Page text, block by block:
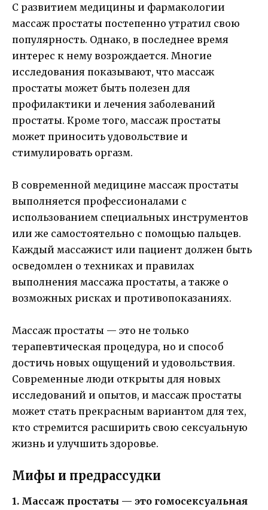
С развитием медицины и фармакологии
массаж простаты постепенно утратил свою
популярность. Однако, в последнее время
интерес к нему возрождается. Многие
исследования показывают, что массаж
простаты может быть полезен для
профилактики и лечения заболеваний
простаты. Кроме того, массаж простаты
может приносить удовольствие и
стимулировать оргазм.
В современной медицине массаж простаты
выполняется профессионалами с
использованием специальных инструментов
или же самостоятельно с помощью пальцев.
Каждый массажист или пациент должен быть
осведомлен о техниках и правилах
выполнения массажа простаты, а также о
возможных рисках и противопоказаниях.
Массаж простаты — это не только
терапевтическая процедура, но и способ
достичь новых ощущений и удовольствия.
Современные люди открыты для новых
исследований и опытов, и массаж простаты
может стать прекрасным вариантом для тех,
кто стремится расширить свою сексуальную
жизнь и улучшить здоровье.
Мифы и предрассудки
1. Массаж простаты — это гомосексуальная